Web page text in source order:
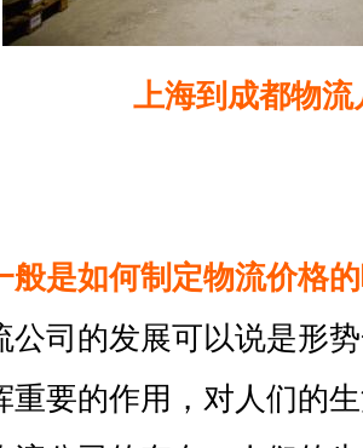
上海到成都物流
般是如何制定物流价格
公司的发展可以说是形
重要的作用，对人们的